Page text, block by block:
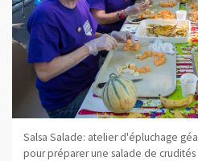
Salsa Salade: atelier d'épluchage
pour préparer une salade de